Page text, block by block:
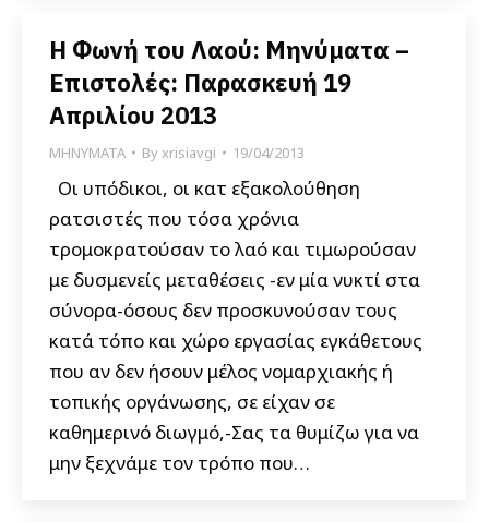
Η Φωνή του Λαού: Μηνύματα –
Επιστολές: Παρασκευή 19
Απριλίου 2013
ΜΗΝΥΜΑΤΑ Byxrisiavgi 19/04/2013
Οι υπόδικοι, οι κατ εξακολούθηση
ρατσιστές που τόσα χρόνια
τρομοκρατούσαν το λαό και τιμωρούσαν
με δυσμενείς μεταθέσεις -εν μία νυκτί στα
σύνορα-όσους δεν προσκυνούσαν τους
κατά τόπο και χώρο εργασίας εγκάθετους
που αν δεν ήσουν μέλος νομαρχιακής ή
τοπικής οργάνωσης, σε είχαν σε
καθημερινό διωγμό,-Σας τα θυμίζω για να
μην ξεχνάμε τον τρόπο που…